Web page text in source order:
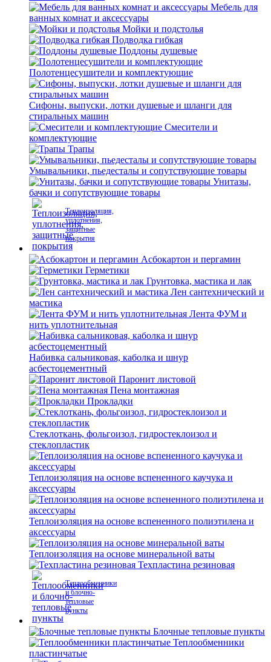
Мебель для
ванных комнат и аксессуары
Мойки и подстолья
Подводка гибкая
Поддоны душевые
Полотенцесушители и комплектующие
Сифоны, выпуски, лотки душевые и шланги для
стиральных машин
Смесители и
комплектующие
Трапы
Умывальники, пьедесталы и сопутствующие товары
Унитазы,
бачки и сопутствующие товары
Теплоизоляция,
уплотнения,
защитные
покрытия
Асбокартон и пергамин
Герметики
Грунтовка, мастика и лак
Лен сантехнический и
мастика
Лента ФУМ и
нить уплотнительная
Набивка сальниковая, каболка и шнур
асбестоцементный
Паронит листовой
Пена монтажная
Прокладки
Стеклоткань, фольгоизол, гидростеклоизол и
стеклопластик
Теплоизоляция на основе вспененного каучука и
аксессуары
Теплоизоляция на основе вспененного полиэтилена и
аксессуары
Теплоизоляция на основе минеральной ваты
Техпластина резиновая
Теплообменники
и блочно-
тепловые
пункты
Блочные тепловые пункты
Теплообменники
пластинчатые